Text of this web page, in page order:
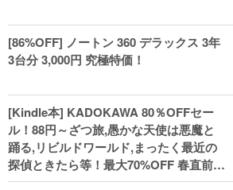
[86%OFF] ノートン 360 デラックス 3年
3台分 3,000円 究極特価！
[Kindle本] KADOKAWA 80％OFFセー
ル！88円～ざつ旅,愚かな天使は悪魔と
踊る,リビルドワールド,まったく最近の
探偵ときたら等！最大70%OFF 春直前大
セール開始、実用本・小説などがセー